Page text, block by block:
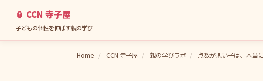
🏮 CCN 寺子屋
子どもの個性を伸ばす親の学び
Home / CCN 寺子屋 / 親の学びラボ / 点数が悪い子は、本当